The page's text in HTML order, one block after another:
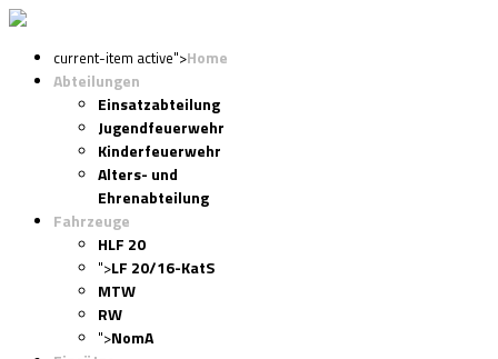
current-item active">Home
Abteilungen
Einsatzabteilung
Jugendfeuerwehr
Kinderfeuerwehr
Alters- und
Ehrenabteilung
Fahrzeuge
HLF 20
">LF 20/16-KatS
MTW
RW
">NomA